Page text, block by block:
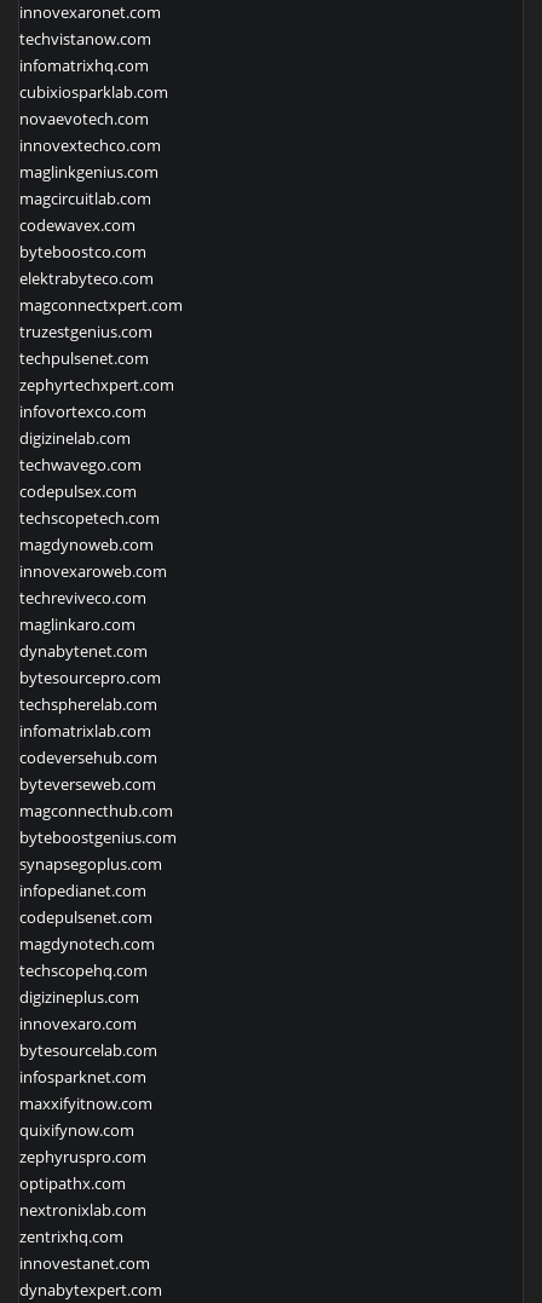
innovexaronet.com
techvistanow.com
infomatrixhq.com
cubixiosparklab.com
novaevotech.com
innovextechco.com
maglinkgenius.com
magcircuitlab.com
codewavex.com
byteboostco.com
elektrabyteco.com
magconnectxpert.com
truzestgenius.com
techpulsenet.com
zephyrtechxpert.com
infovortexco.com
digizinelab.com
techwavego.com
codepulsex.com
techscopetech.com
magdynoweb.com
innovexaroweb.com
techreviveco.com
maglinkaro.com
dynabytenet.com
bytesourcepro.com
techspherelab.com
infomatrixlab.com
codeversehub.com
byteverseweb.com
magconnecthub.com
byteboostgenius.com
synapsegoplus.com
infopedianet.com
codepulsenet.com
magdynotech.com
techscopehq.com
digizineplus.com
innovexaro.com
bytesourcelab.com
infosparknet.com
maxxifyitnow.com
quixifynow.com
zephyruspro.com
optipathx.com
nextronixlab.com
zentrixhq.com
innovestanet.com
dynabytexpert.com